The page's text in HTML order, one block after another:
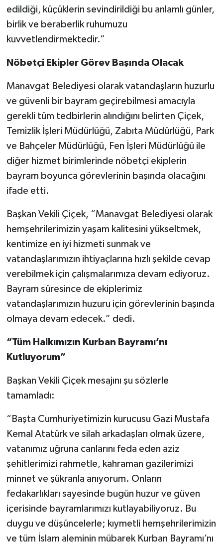
edildiği, küçüklerin sevindirildiği bu anlamlı günler,
birlik ve beraberlik ruhumuzu
kuvvetlendirmektedir.”
Nöbetçi Ekipler Görev Başında Olacak
Manavgat Belediyesi olarak vatandaşların huzurlu
ve güvenli bir bayram geçirebilmesi amacıyla
gerekli tüm tedbirlerin alındığını belirten Çiçek,
Temizlik İşleri Müdürlüğü, Zabıta Müdürlüğü, Park
ve Bahçeler Müdürlüğü, Fen İşleri Müdürlüğü ile
diğer hizmet birimlerinde nöbetçi ekiplerin
bayram boyunca görevlerinin başında olacağını
ifade etti.
Başkan Vekili Çiçek, “Manavgat Belediyesi olarak
hemşehrilerimizin yaşam kalitesini yükseltmek,
kentimize en iyi hizmeti sunmak ve
vatandaşlarımızın ihtiyaçlarına hızlı şekilde cevap
verebilmek için çalışmalarımıza devam ediyoruz.
Bayram süresince de ekiplerimiz
vatandaşlarımızın huzuru için görevlerinin başında
olmaya devam edecek.” dedi.
“Tüm Halkımızın Kurban Bayramı’nı
Kutluyorum”
Başkan Vekili Çiçek mesajını şu sözlerle
tamamladı:
“Başta Cumhuriyetimizin kurucusu Gazi Mustafa
Kemal Atatürk ve silah arkadaşları olmak üzere,
vatanımız uğruna canlarını feda eden aziz
şehitlerimizi rahmetle, kahraman gazilerimizi
minnet ve şükranla anıyorum. Onların
fedakarlıkları sayesinde bugün huzur ve güven
içerisinde bayramlarımızı kutlayabiliyoruz. Bu
duygu ve düşüncelerle; kıymetli hemşehrilerimizin
ve tüm İslam aleminin mübarek Kurban Bayramı’nı